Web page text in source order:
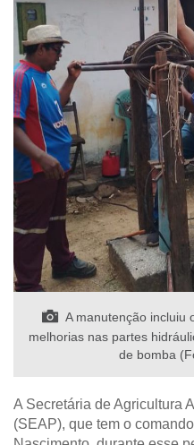
A manutenção incluiu
melhorias nas partes
de bomba
A Secretária de Agricultura
(SEAP), que tem o